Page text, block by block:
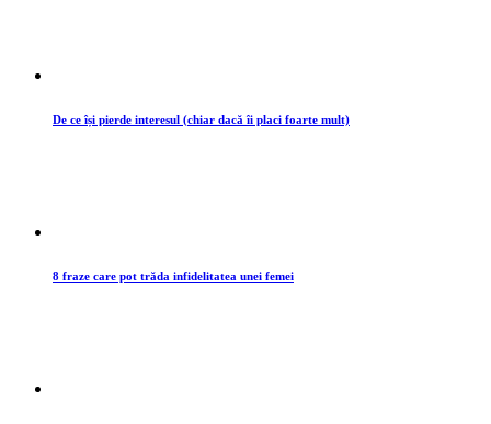
De ce își pierde interesul (chiar dacă îi placi foarte mult)
8 fraze care pot trăda infidelitatea unei femei